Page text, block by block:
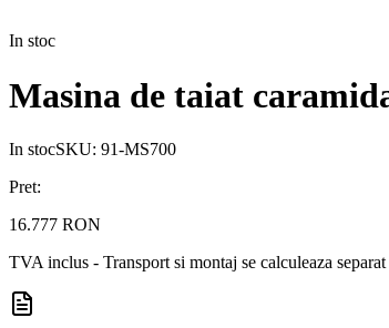
In stoc
Masina de taiat
In stocSKU: 91-MS700
Pret:
16.777 RON
TVA inclus - Transport si montaj se calculeaza separat